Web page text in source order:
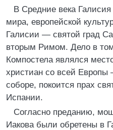
В Средние века
мира, европейской
Галисии — святой град
вторым Римом. Дело в
Компостела являлся
христиан со всей
соборе, покоится прах
Испании.
Согласно преданию,
Иакова были обретены в